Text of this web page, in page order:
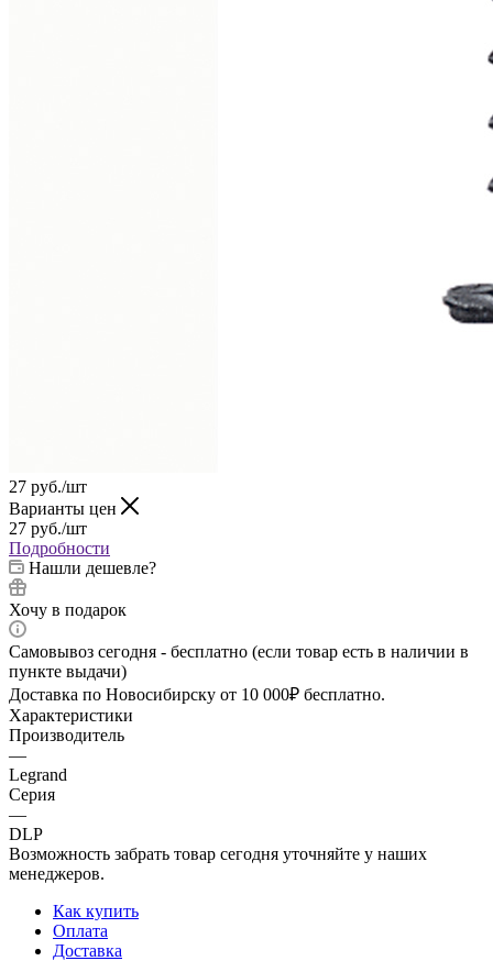
27 руб./шт
Варианты цен
27 руб./шт
Подробности
Нашли дешевле?
Хочу в подарок
Самовывоз сегодня - бесплатно (если товар есть в наличии в
пункте выдачи)
Доставка по Новосибирску от 10 000₽ бесплатно.
Характеристики
Производитель
—
Legrand
Серия
—
DLP
Возможность забрать товар сегодня уточняйте у наших
менеджеров.
Как купить
Оплата
Доставка